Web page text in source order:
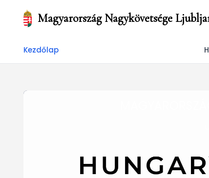
Magyarország Nagykövetsége
Kezdőlap